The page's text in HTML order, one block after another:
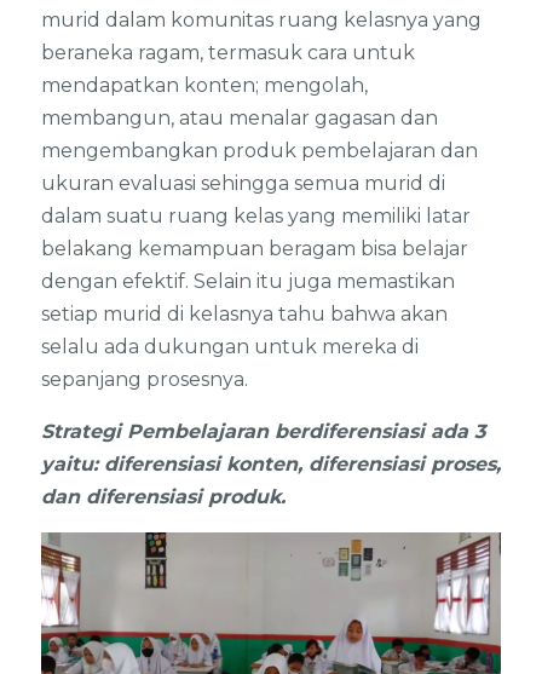
murid dalam komunitas ruang kelasnya yang
beraneka ragam, termasuk cara untuk
mendapatkan konten; mengolah,
membangun, atau menalar gagasan dan
mengembangkan produk pembelajaran dan
ukuran evaluasi sehingga semua murid di
dalam suatu ruang kelas yang memiliki latar
belakang kemampuan beragam bisa belajar
dengan efektif. Selain itu juga memastikan
setiap murid di kelasnya tahu bahwa akan
selalu ada dukungan untuk mereka di
sepanjang prosesnya.
Strategi Pembelajaran berdiferensiasi ada 3
yaitu: diferensiasi konten, diferensiasi proses,
dan diferensiasi produk.